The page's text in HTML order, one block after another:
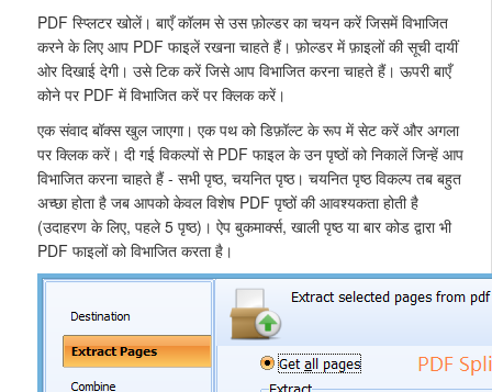
PDF स्प्लिटर खोलें। बाएँ कॉलम से उस फ़ोल्डर का चयन करें जिसमें विभाजित
करने के लिए आप PDF फाइलें रखना चाहते हैं। फ़ोल्डर में फ़ाइलों की सूची दायीं
ओर दिखाई देगी। उसे टिक करें जिसे आप विभाजित करना चाहते हैं। ऊपरी बाएँ
कोने पर PDF में विभाजित करें पर क्लिक करें।
एक संवाद बॉक्स खुल जाएगा। एक पथ को डिफ़ॉल्ट के रूप में सेट करें और अगला
पर क्लिक करें। दी गई विकल्पों से PDF फाइल के उन पृष्ठों को निकालें जिन्हें आप
विभाजित करना चाहते हैं - सभी पृष्ठ, चयनित पृष्ठ। चयनित पृष्ठ विकल्प तब बहुत
अच्छा होता है जब आपको केवल विशेष PDF पृष्ठों की आवश्यकता होती है
(उदाहरण के लिए, पहले 5 पृष्ठ)। ऐप बुकमार्क्स, खाली पृष्ठ या बार कोड द्वारा भी
PDF फाइलों को विभाजित करता है।